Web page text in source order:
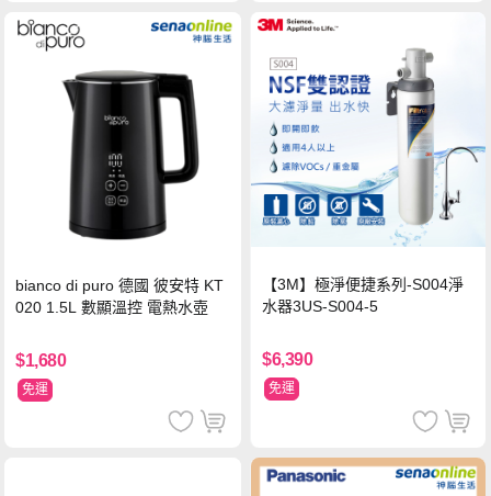
bianco di puro 德國 彼安特 KT
020 1.5L 數顯溫控 電熱水壺
$1,680
免運
【3M】極淨便捷系列-S004淨
水器3US-S004-5
$6,390
免運